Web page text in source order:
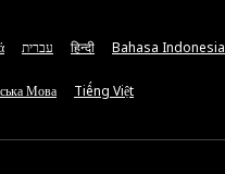
עברית हिन्दी Bahasa Indonesia
Мова Tiếng Việt